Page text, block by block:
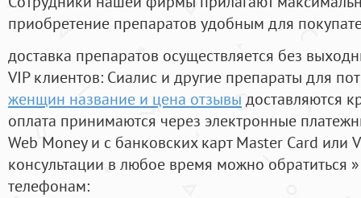
приобретение препаратов удобным для
доставка препаратов осуществляется без
VIP клиентов: Сиалис и другие препараты для
женщин название и цена отзывы доставляются
оплата принимаются через электронные
Web Money и с банковских карт Master Card или
консультации в любое время можно обратиться
телефонам: